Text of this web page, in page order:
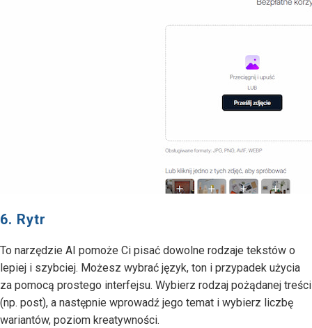
6. Rytr
To narzędzie AI pomoże Ci pisać dowolne rodzaje tekstów o
lepiej i szybciej. Możesz wybrać język, ton i przypadek użycia
za pomocą prostego interfejsu. Wybierz rodzaj pożądanej treści
(np. post), a następnie wprowadź jego temat i wybierz liczbę
wariantów, poziom kreatywności.